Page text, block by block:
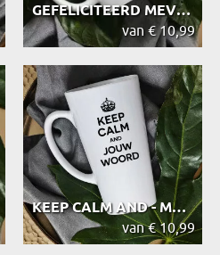
GEFELICITEERD MEVROUW MAGISTER - MOK
van € 10,99
KEEP CALM AND - MOK
van € 10,99